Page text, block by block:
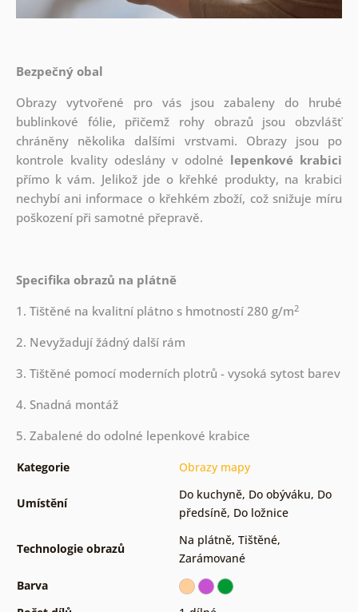
Bezpečný obal
Obrazy vytvořené pro vás jsou zabaleny do hrubé
bublinkové fólie, přičemž rohy obrazů jsou obzvlášť
chráněny několika dalšími vrstvami. Obrazy jsou po
kontrole kvality odeslány v odolné lepenkové krabici
přímo k vám. Jelikož jde o křehké produkty, na krabici
nechybí ani informace o křehkém zboží, což snižuje míru
poškození při samotné přepravě.
Specifika obrazů na plátně
1. Tištěné na kvalitní plátno s hmotností 280 g/m2
2. Nevyžadují žádný další rám
3. Tištěné pomocí moderních plotrů - vysoká sytost barev
4. Snadná montáž
5. Zabalené do odolné lepenkové krabice
Kategorie Obrazy mapy
Umístění
Do kuchyně, Do obýváku, Do
předsíně, Do ložnice
Technologie obrazů
Na plátně, Tištěné,
Zarámované
Barva